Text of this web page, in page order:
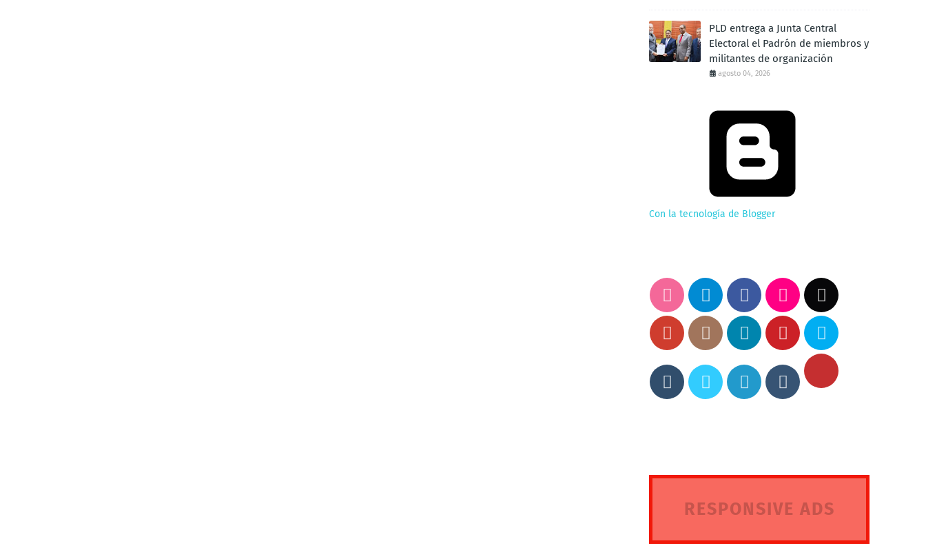
PLD entrega a Junta Central
Electoral el Padrón de miembros y
militantes de organización
agosto 04, 2026
Con la tecnología de Blogger
RESPONSIVE ADS